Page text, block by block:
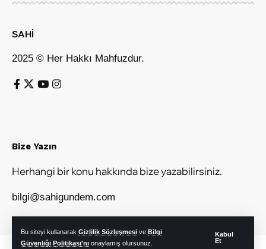
Bu siteyi kullanarak Gizlilik Sözleşmesi ve Bilgi
Güvenliği Politikası'nı onaylamış olursunuz.
Kabul
Et
SAHİ
2025 © Her Hakkı Mahfuzdur.
Bize Yazın
Herhangi bir konu hakkında bize yazabilirsiniz.
bilgi@sahigundem.com